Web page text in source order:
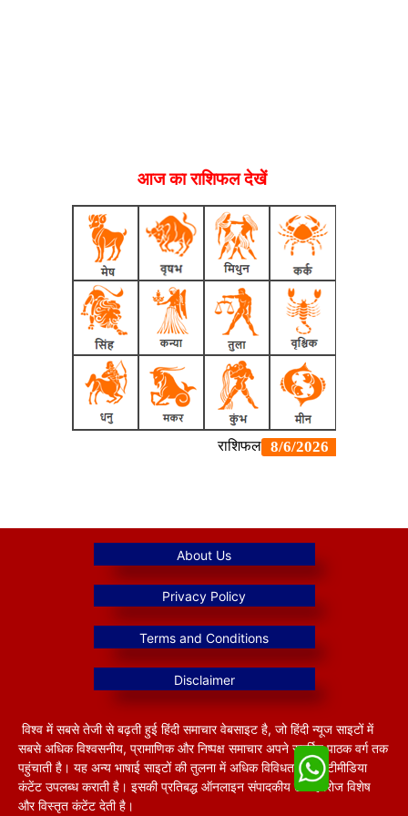
आज का राशिफल देखें
विश्व में सबसे तेजी से बढ़ती हुई हिंदी समाचार वेबसाइट है, जो हिंदी न्यूज साइटों में
सबसे अधिक विश्वसनीय, प्रामाणिक और निष्पक्ष समाचार अपने समर्पित पाठक वर्ग तक
पहुंचाती है। यह अन्य भाषाई साइटों की तुलना में अधिक विविधतापूर्ण मल्टीमीडिया
कंटेंट उपलब्ध कराती है। इसकी प्रतिबद्ध ऑनलाइन संपादकीय टीम हररोज विशेष
और विस्तृत कंटेंट देती है।